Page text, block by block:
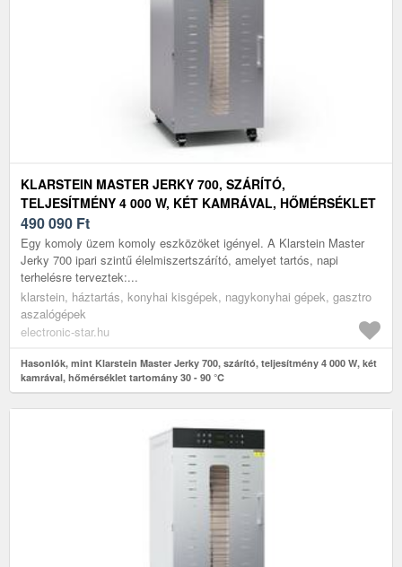
KLARSTEIN MASTER JERKY 700, SZÁRÍTÓ,
TELJESÍTMÉNY 4 000 W, KÉT KAMRÁVAL, HŐMÉRSÉKLET
TARTOMÁNY 30 - 90 °C
490 090 Ft
Egy komoly üzem komoly eszközöket igényel. A Klarstein Master
Jerky 700 ipari szintű élelmiszertszárító, amelyet tartós, napi
terhelésre terveztek:...
klarstein, háztartás, konyhai kisgépek, nagykonyhai gépek, gasztro
aszalógépek
electronic-star.hu
Hasonlók, mint Klarstein Master Jerky 700, szárító, teljesítmény 4 000 W, két
kamrával, hőmérséklet tartomány 30 - 90 °C